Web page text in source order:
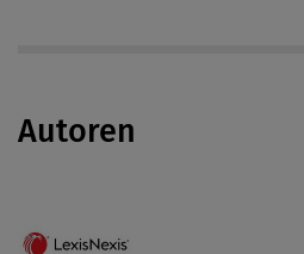
Autoren